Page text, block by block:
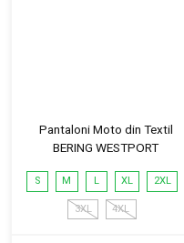
Pantaloni Moto din Textil
BERING WESTPORT
S M L XL 2XL
3XL 4XL